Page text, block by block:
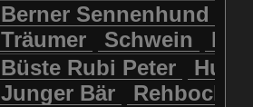
Berner Sennenhund
Träumer
Schwein
Büste Rubi Peter
Junger Bär